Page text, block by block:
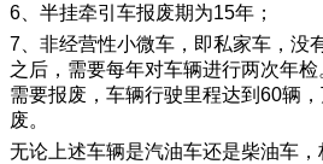
6、半挂牵引车报废期为15年；
7、非经营性小微车，即私家车，没
之后，需要每年对车辆进行两次年
需要报废，车辆行驶里程达到60辆
废。
无论上述车辆是汽油车还是柴油车，